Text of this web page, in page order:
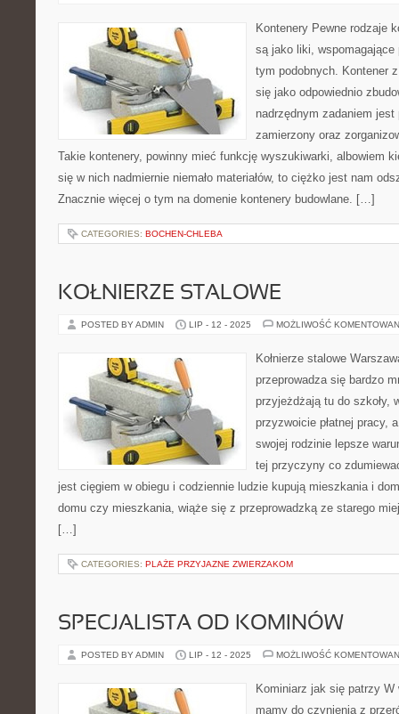
Kontenery Pewne rodzaje
są jako liki, wspomagające
tym podobnych. Kontener
się jako odpowiednio
nadrzędnym zadaniem
zamierzony oraz
Takie kontenery, powinny mieć funkcję wyszukiwarki, albowiem
się w nich nadmiernie niemało materiałów, to ciężko jest nam
Znacznie więcej o tym na domenie kontenery budowlane. […]
CATEGORIES: BOCHEN-CHLEBA
KOŁNIERZE STALOWE
POSTED BY ADMIN LIP - 12 - 2025 MOŻLIWOŚĆ
Kołnierze stalowe
przeprowadza się bardzo
przyjeżdżają tu do szkoły,
przyzwoicie płatnej pracy,
swojej rodzinie lepsze
tej przyczyny co
jest cięgiem w obiegu i codziennie ludzie kupują mieszkania i
domu czy mieszkania, wiąże się z przeprowadzką ze starego
[…]
CATEGORIES: PLAŻE PRZYJAZNE ZWIERZAKOM
SPECJALISTA OD KOMINÓW
POSTED BY ADMIN LIP - 12 - 2025 MOŻLIWOŚĆ
Kominiarz jak się patrzy W
mamy do czynienia z